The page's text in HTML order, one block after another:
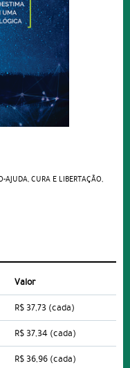
AJUDA,CURA E LIBERTAÇÃO,
Valor
R$ 37,73 (cada)
R$ 37,34 (cada)
R$ 36,96 (cada)